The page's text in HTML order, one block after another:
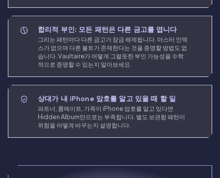
합리적 부인: 모든 패턴은 다른 금고를 엽니다
그리는 패턴마다 다른 금고가 잠금 해제됩니다. 마스터 인덱
스가 없으며 다른 볼트가 존재한다는 것을 증명할 방법도 없
습니다. Vaultaire가 어떻게 그럴듯한 부인 가능성을 수학
적으로 증명할 수 있는지 알아보세요.
상대가 내 iPhone 암호를 알고 있을 때 할 일
파트너, 룸메이트, 가족이 iPhone 암호를 알고 있다면
Hidden Album만으로는 부족합니다. 별도 보관함 패턴이
위험을 어떻게 바꾸는지 설명합니다.